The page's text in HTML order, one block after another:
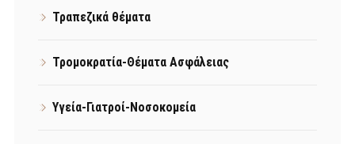
Τραπεζικά θέματα
Τρομοκρατία-Θέματα Ασφάλειας
Υγεία-Γιατροί-Νοσοκομεία